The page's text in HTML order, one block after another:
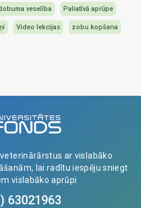
veselība Paliatīvā aprūpe
Video lekcijas zobu kopšana
ar vislabāko
lai radītu iespēju sniegt
vislabāko aprūpi
63021963